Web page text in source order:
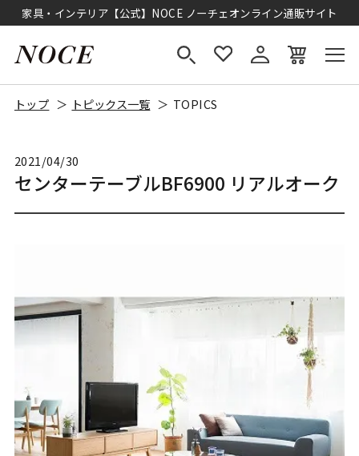
家具・インテリア【公式】NOCE ノーチェオンライン通販サイト
トップ トピックス一覧 TOPICS
2021/04/30
センターテーブルBF6900 リアルオーク